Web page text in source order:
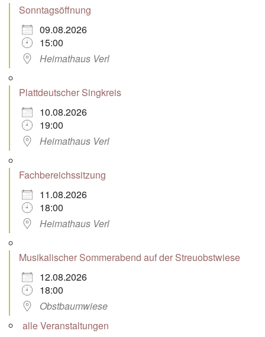
Sonntagsöffnung
09.08.2026
15:00
Heimathaus Verl
Plattdeutscher Singkreis
10.08.2026
19:00
Heimathaus Verl
Fachbereichssitzung
11.08.2026
18:00
Heimathaus Verl
Musikalischer Sommerabend auf der Streuobstwiese
12.08.2026
18:00
Obstbaumwiese
alle Veranstaltungen